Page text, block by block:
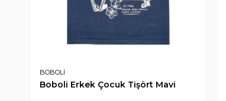
BOBOLİ
Boboli Erkek Çocuk Tişört Mavi